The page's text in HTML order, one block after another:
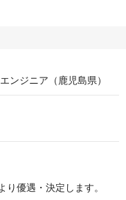
ンジニア（鹿児島県）
優遇・決定します。